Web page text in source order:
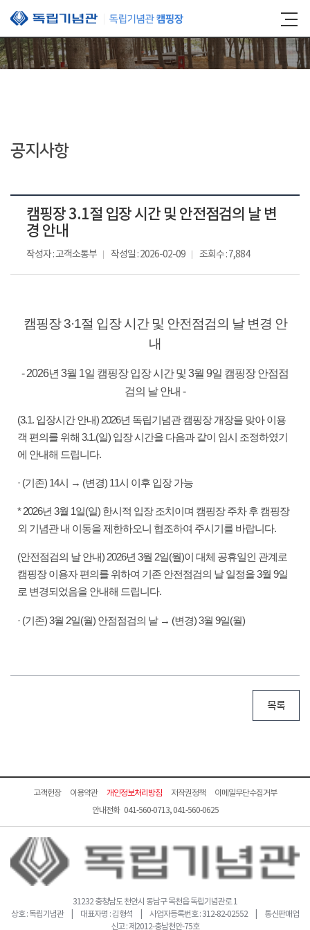
본문 바로가기
공지사항
캠핑장 3.1절 입장 시간 및 안전점검의 날 변
경 안내
작성자 : 고객소통부 작성일 : 2026-02-09 조회수 : 7,884
캠핑장 3·1절 입장 시간 및 안전점검의 날 변경 안
내
- 2026년 3월 1일 캠핑장 입장 시간 및 3월 9일 캠핑장 안점점
검의 날 안내 -
(3.1. 입장시간 안내) 2026년 독립기념관 캠핑장 개장을 맞아 이용
객 편의를 위해 3.1.(일) 입장 시간을 다음과 같이 임시 조정하였기
에 안내해 드립니다.
· (기존) 14시 → (변경) 11시 이후 입장 가능
* 2026년 3월 1일(일) 한시적 입장 조치이며 캠핑장 주차 후 캠핑장
외 기념관 내 이동을 제한하오니 협조하여 주시기를 바랍니다.
(안전점검의 날 안내) 2026년 3월 2일(월)이 대체 공휴일인 관계로
캠핑장 이용자 편의를 위하여 기존 안전점검의 날 일정을 3월 9일
로 변경되었음을 안내해 드립니다.
· (기존) 3월 2일(월) 안점점검의 날 → (변경) 3월 9일(월)
목록
고객헌장 이용약관 개인정보처리방침 저작권정책
이메일무단수집거부
안내전화 041-560-0713, 041-560-0625
31232 충청남도 천안시 동남구 목천읍 독립기념관로 1
상호 : 독립기념관 | 대표자명 : 김형석 | 사업자등록번호 : 312-82-02552 | 통신판매업
신고 : 제2012-충남천안-75호